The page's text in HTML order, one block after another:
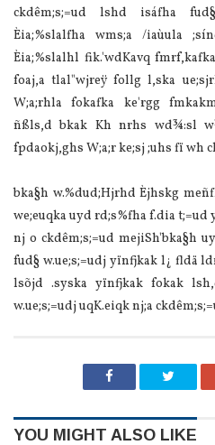
ckdêm;s;=ud lshd isáfha
Èia;%slalfha wms;a /iaùula
Èia;%slalhl fik.'wdKavq
foaj,a tlal"wjreÿ follg l,ska
W;a;rhla fokafka ke'rgg
ñßls,d bkak Kh nrhs wd¾:sl
fpdaokj,ghs W;a;r ke;sj ;uhs fï wh
bka§h w.‍%dud;Hjrhd Èjhskg
we;euqka uyd rd;s‍%fha f.dia t;=ud
nj o ckdêm;s;=ud mejiSh'bka§h
fud§ w.ue;s;=udj yïnfjkak l¿ fldä
lsõjd .syska yïnfjkak fokak
w.ue;s;=udj uqK.eiqk nj;a
YOU MIGHT ALSO LIKE